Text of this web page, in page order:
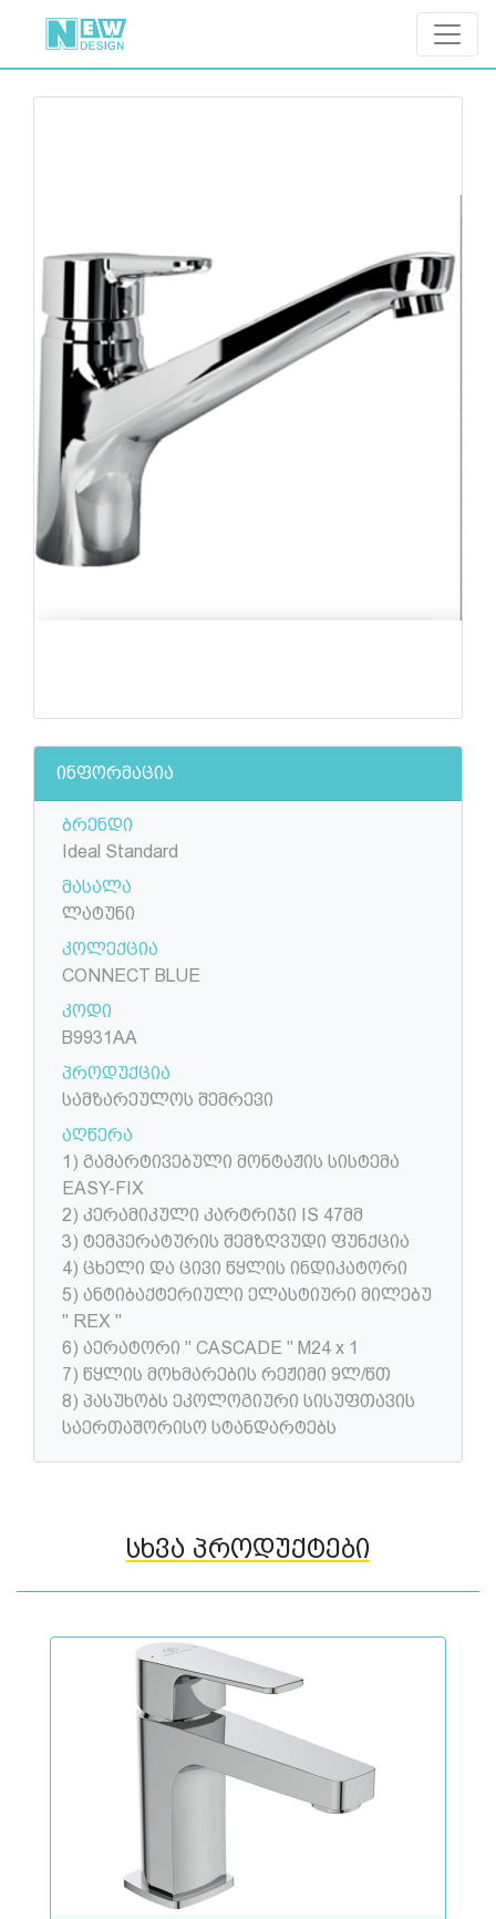
ინფორმაცია
ბრენდი
Ideal Standard
მასალა
ლატუნი
კოლექცია
CONNECT BLUE
კოდი
B9931AA
პროდუქცია
სამზარეულოს შემრევი
აღწერა
1) გამარტივებული მონტაჟის სისტემა
EASY-FIX
2) კერამიკული კარტრიჯი IS 47მმ
3) ტემპერატურის შემზღვუდი ფუნქცია
4) ცხელი და ცივი წყლის ინდიკატორი
5) ანტიბაქტერიული ელასტიური მილებუ
" REX "
6) აერატორი " CASCADE " M24 x 1
7) წყლის მოხმარების რეჟიმი 9ლ/წთ
8) პასუხობს ეკოლოგიური სისუფთავის
საერთაშორისო სტანდარტებს
სხვა პროდუქტები